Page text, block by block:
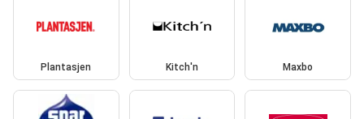
Plantasjen Kitch'n Maxbo